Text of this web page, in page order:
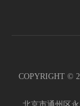
COPYRIGHT ©